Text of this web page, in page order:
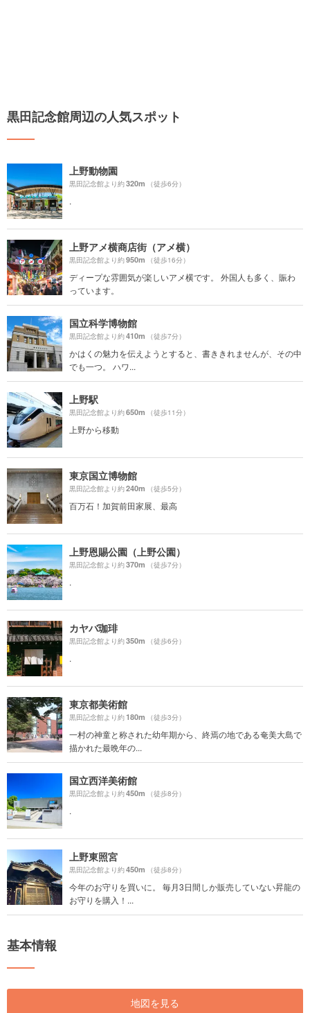
黒田記念館周辺の人気スポット
上野動物園
黒田記念館より約320m （徒歩6分）
.
上野アメ横商店街（アメ横）
黒田記念館より約950m （徒歩16分）
ディープな雰囲気が楽しいアメ横です。 外国人も多く、賑わ
っています。
国立科学博物館
黒田記念館より約410m （徒歩7分）
かはくの魅力を伝えようとすると、書ききれませんが、その中
でも一つ。 ハワ...
上野駅
黒田記念館より約650m （徒歩11分）
上野から移動
東京国立博物館
黒田記念館より約240m （徒歩5分）
百万石！加賀前田家展、最高
上野恩賜公園（上野公園）
黒田記念館より約370m （徒歩7分）
.
カヤバ珈琲
黒田記念館より約350m （徒歩6分）
.
東京都美術館
黒田記念館より約180m （徒歩3分）
一村の神童と称された幼年期から、終焉の地である奄美大島で
描かれた最晩年の...
国立西洋美術館
黒田記念館より約450m （徒歩8分）
.
上野東照宮
黒田記念館より約450m （徒歩8分）
今年のお守りを買いに。 毎月3日間しか販売していない昇龍の
お守りを購入！...
基本情報
地図を見る